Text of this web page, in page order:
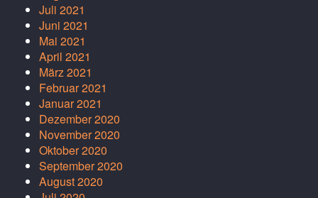
Juli 2021
Juni 2021
Mai 2021
April 2021
März 2021
Februar 2021
Januar 2021
Dezember 2020
November 2020
Oktober 2020
September 2020
August 2020